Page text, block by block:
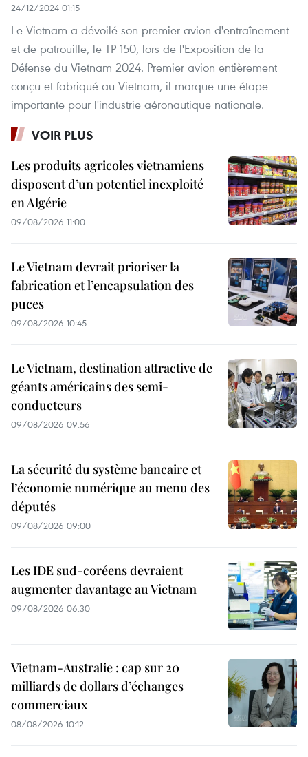
24/12/2024 01:15
Le Vietnam a dévoilé son premier avion d'entraînement
et de patrouille, le TP-150, lors de l'Exposition de la
Défense du Vietnam 2024. Premier avion entièrement
conçu et fabriqué au Vietnam, il marque une étape
importante pour l'industrie aéronautique nationale.
VOIR PLUS
Les produits agricoles vietnamiens
disposent d’un potentiel inexploité
en Algérie
09/08/2026 11:00
Le Vietnam devrait prioriser la
fabrication et l’encapsulation des
puces
09/08/2026 10:45
Le Vietnam, destination attractive de
géants américains des semi-
conducteurs
09/08/2026 09:56
La sécurité du système bancaire et
l’économie numérique au menu des
députés
09/08/2026 09:00
Les IDE sud-coréens devraient
augmenter davantage au Vietnam
09/08/2026 06:30
Vietnam-Australie : cap sur 20
milliards de dollars d’échanges
commerciaux
08/08/2026 10:12